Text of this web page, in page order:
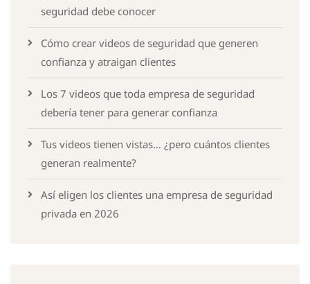
seguridad debe conocer
Cómo crear videos de seguridad que generen
confianza y atraigan clientes
Los 7 videos que toda empresa de seguridad
debería tener para generar confianza
Tus videos tienen vistas… ¿pero cuántos clientes
generan realmente?
Así eligen los clientes una empresa de seguridad
privada en 2026